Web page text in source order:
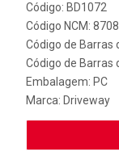
Código: BD1072
Código NCM:
Código de Barras
Código de Barras
Embalagem: PC
Marca: Driveway